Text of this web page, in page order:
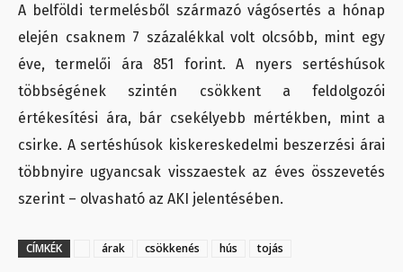
A belföldi termelésből származó vágósertés a hónap
elején csaknem 7 százalékkal volt olcsóbb, mint egy
éve, termelői ára 851 forint. A nyers sertéshúsok
többségének szintén csökkent a feldolgozói
értékesítési ára, bár csekélyebb mértékben, mint a
csirke. A sertéshúsok kiskereskedelmi beszerzési árai
többnyire ugyancsak visszaestek az éves összevetés
szerint – olvasható az AKI jelentésében.
CÍMKÉK árak csökkenés hús tojás